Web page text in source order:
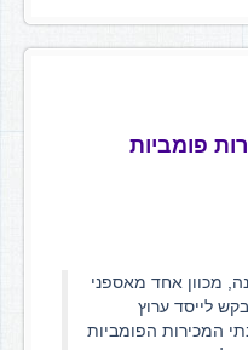
פומביות
מכוון אחד מאספני
לייסד ערוץ
המכירות הפומביות